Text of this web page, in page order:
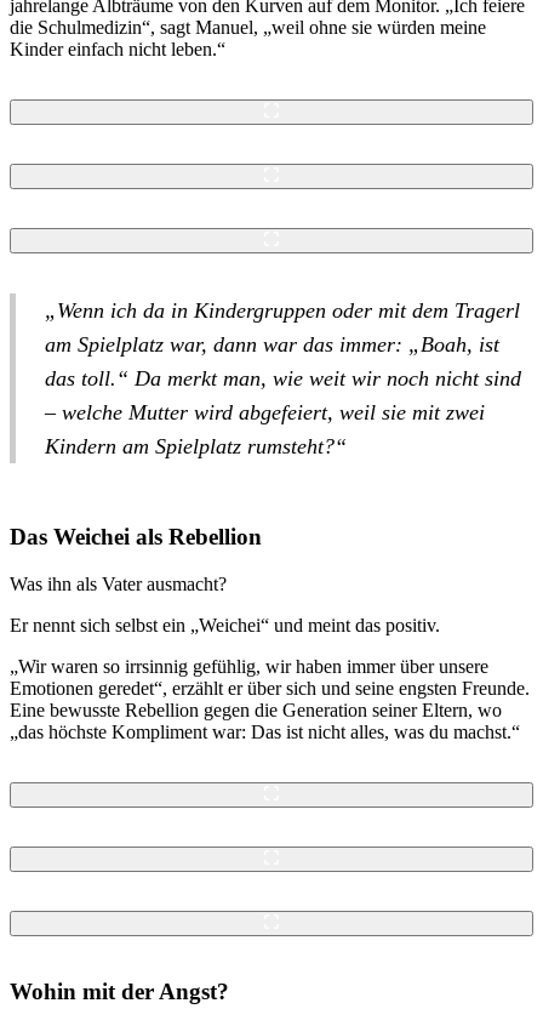
jahrelange Albträume von den Kurven auf dem Monitor. „Ich feiere
die Schulmedizin“, sagt Manuel, „weil ohne sie würden meine
Kinder einfach nicht leben.“
„Wenn ich da in Kindergruppen oder mit dem Tragerl
am Spielplatz war, dann war das immer: „Boah, ist
das toll.“ Da merkt man, wie weit wir noch nicht sind
– welche Mutter wird abgefeiert, weil sie mit zwei
Kindern am Spielplatz rumsteht?“
Das Weichei als Rebellion
Was ihn als Vater ausmacht?
Er nennt sich selbst ein „Weichei“ und meint das positiv.
„Wir waren so irrsinnig gefühlig, wir haben immer über unsere
Emotionen geredet“, erzählt er über sich und seine engsten Freunde.
Eine bewusste Rebellion gegen die Generation seiner Eltern, wo
„das höchste Kompliment war: Das ist nicht alles, was du machst.“
Wohin mit der Angst?